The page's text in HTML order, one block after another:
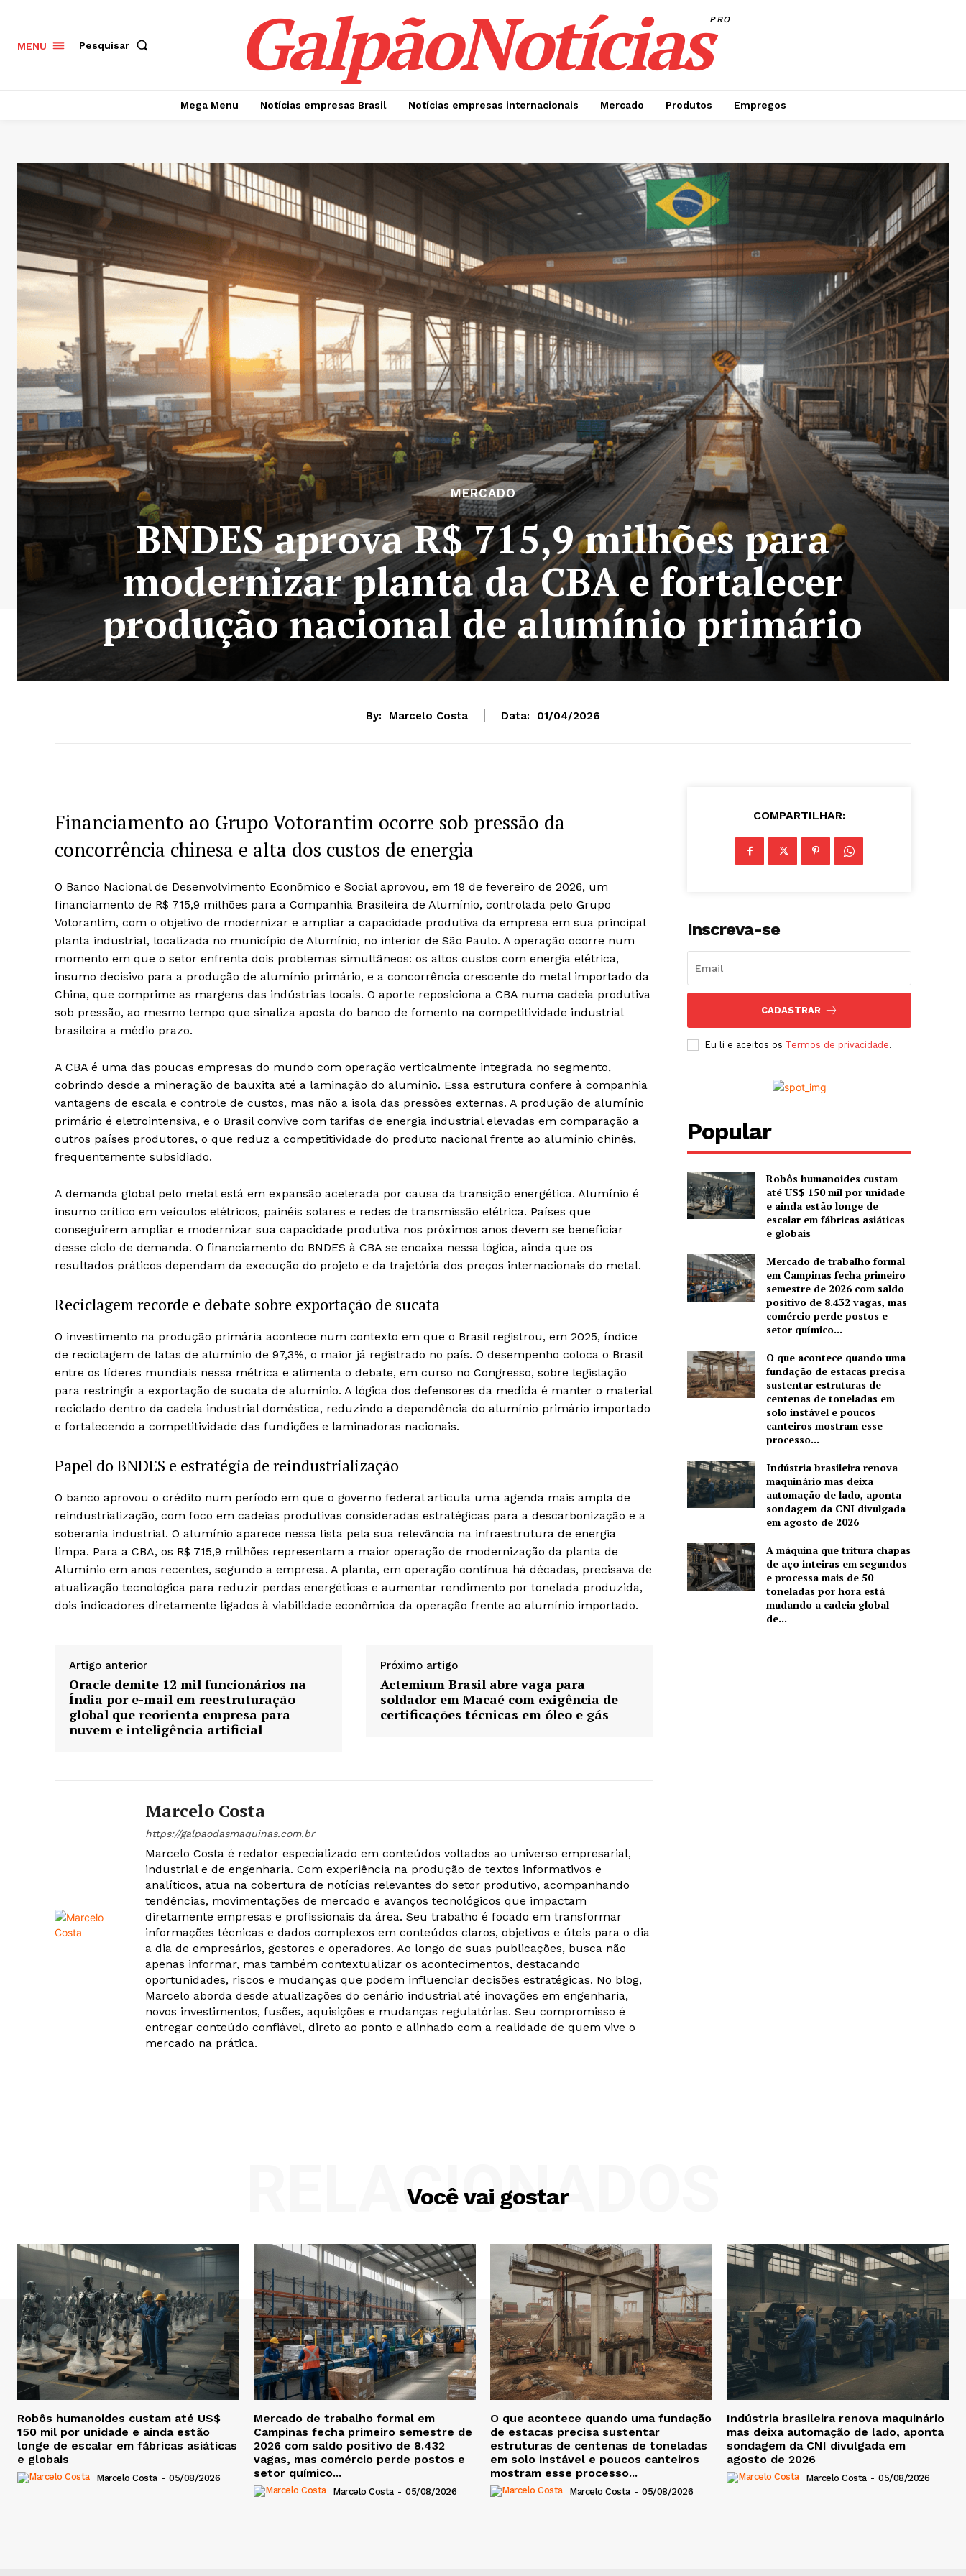
MENU Pesquisar GalpãoNotíciasPRO
Mega Menu Notícias empresas Brasil Notícias empresas internacionais Mercado Produtos Empregos
MERCADO
BNDES aprova R$ 715,9 milhões para
modernizar planta da CBA e fortalecer
produção nacional de alumínio primário
By: Marcelo Costa Data: 01/04/2026
Financiamento ao Grupo Votorantim ocorre sob pressão da
concorrência chinesa e alta dos custos de energia
O Banco Nacional de Desenvolvimento Econômico e Social aprovou, em 19 de fevereiro de 2026, um
financiamento de R$ 715,9 milhões para a Companhia Brasileira de Alumínio, controlada pelo Grupo
Votorantim, com o objetivo de modernizar e ampliar a capacidade produtiva da empresa em sua principal
planta industrial, localizada no município de Alumínio, no interior de São Paulo. A operação ocorre num
momento em que o setor enfrenta dois problemas simultâneos: os altos custos com energia elétrica,
insumo decisivo para a produção de alumínio primário, e a concorrência crescente do metal importado da
China, que comprime as margens das indústrias locais. O aporte reposiciona a CBA numa cadeia produtiva
sob pressão, ao mesmo tempo que sinaliza aposta do banco de fomento na competitividade industrial
brasileira a médio prazo.
A CBA é uma das poucas empresas do mundo com operação verticalmente integrada no segmento,
cobrindo desde a mineração de bauxita até a laminação do alumínio. Essa estrutura confere à companhia
vantagens de escala e controle de custos, mas não a isola das pressões externas. A produção de alumínio
primário é eletrointensiva, e o Brasil convive com tarifas de energia industrial elevadas em comparação a
outros países produtores, o que reduz a competitividade do produto nacional frente ao alumínio chinês,
frequentemente subsidiado.
A demanda global pelo metal está em expansão acelerada por causa da transição energética. Alumínio é
insumo crítico em veículos elétricos, painéis solares e redes de transmissão elétrica. Países que
conseguirem ampliar e modernizar sua capacidade produtiva nos próximos anos devem se beneficiar
desse ciclo de demanda. O financiamento do BNDES à CBA se encaixa nessa lógica, ainda que os
resultados práticos dependam da execução do projeto e da trajetória dos preços internacionais do metal.
Reciclagem recorde e debate sobre exportação de sucata
O investimento na produção primária acontece num contexto em que o Brasil registrou, em 2025, índice
de reciclagem de latas de alumínio de 97,3%, o maior já registrado no país. O desempenho coloca o Brasil
entre os líderes mundiais nessa métrica e alimenta o debate, em curso no Congresso, sobre legislação
para restringir a exportação de sucata de alumínio. A lógica dos defensores da medida é manter o material
reciclado dentro da cadeia industrial doméstica, reduzindo a dependência do alumínio primário importado
e fortalecendo a competitividade das fundições e laminadoras nacionais.
Papel do BNDES e estratégia de reindustrialização
O banco aprovou o crédito num período em que o governo federal articula uma agenda mais ampla de
reindustrialização, com foco em cadeias produtivas consideradas estratégicas para a descarbonização e a
soberania industrial. O alumínio aparece nessa lista pela sua relevância na infraestrutura de energia
limpa. Para a CBA, os R$ 715,9 milhões representam a maior operação de modernização da planta de
Alumínio em anos recentes, segundo a empresa. A planta, em operação contínua há décadas, precisava de
atualização tecnológica para reduzir perdas energéticas e aumentar rendimento por tonelada produzida,
dois indicadores diretamente ligados à viabilidade econômica da operação frente ao alumínio importado.
Artigo anterior
Oracle demite 12 mil funcionários na
Índia por e-mail em reestruturação
global que reorienta empresa para
nuvem e inteligência artificial
Próximo artigo
Actemium Brasil abre vaga para
soldador em Macaé com exigência de
certificações técnicas em óleo e gás
Marcelo Costa
https://galpaodasmaquinas.com.br
Marcelo Costa é redator especializado em conteúdos voltados ao universo empresarial,
industrial e de engenharia. Com experiência na produção de textos informativos e
analíticos, atua na cobertura de notícias relevantes do setor produtivo, acompanhando
tendências, movimentações de mercado e avanços tecnológicos que impactam
diretamente empresas e profissionais da área. Seu trabalho é focado em transformar
informações técnicas e dados complexos em conteúdos claros, objetivos e úteis para o dia
a dia de empresários, gestores e operadores. Ao longo de suas publicações, busca não
apenas informar, mas também contextualizar os acontecimentos, destacando
oportunidades, riscos e mudanças que podem influenciar decisões estratégicas. No blog,
Marcelo aborda desde atualizações do cenário industrial até inovações em engenharia,
novos investimentos, fusões, aquisições e mudanças regulatórias. Seu compromisso é
entregar conteúdo confiável, direto ao ponto e alinhado com a realidade de quem vive o
mercado na prática.
COMPARTILHAR:
Inscreva-se
CADASTRAR
Eu li e aceitos os Termos de privacidade.
Popular
Robôs humanoides custam
até US$ 150 mil por unidade
e ainda estão longe de
escalar em fábricas asiáticas
e globais
Mercado de trabalho formal
em Campinas fecha primeiro
semestre de 2026 com saldo
positivo de 8.432 vagas, mas
comércio perde postos e
setor químico...
O que acontece quando uma
fundação de estacas precisa
sustentar estruturas de
centenas de toneladas em
solo instável e poucos
canteiros mostram esse
processo...
Indústria brasileira renova
maquinário mas deixa
automação de lado, aponta
sondagem da CNI divulgada
em agosto de 2026
A máquina que tritura chapas
de aço inteiras em segundos
e processa mais de 50
toneladas por hora está
mudando a cadeia global
de...
Você vai gostar
RELACIONADOS
Robôs humanoides custam até US$
150 mil por unidade e ainda estão
longe de escalar em fábricas asiáticas
e globais
Marcelo Costa - 05/08/2026
Mercado de trabalho formal em
Campinas fecha primeiro semestre de
2026 com saldo positivo de 8.432
vagas, mas comércio perde postos e
setor químico...
Marcelo Costa - 05/08/2026
O que acontece quando uma fundação
de estacas precisa sustentar
estruturas de centenas de toneladas
em solo instável e poucos canteiros
mostram esse processo...
Marcelo Costa - 05/08/2026
Indústria brasileira renova maquinário
mas deixa automação de lado, aponta
sondagem da CNI divulgada em
agosto de 2026
Marcelo Costa - 05/08/2026